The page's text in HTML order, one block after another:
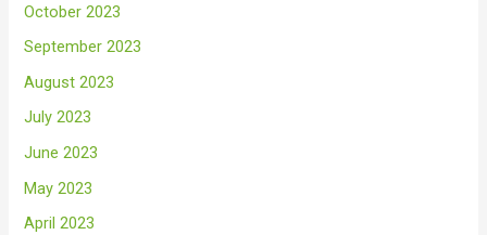
October 2023
September 2023
August 2023
July 2023
June 2023
May 2023
April 2023